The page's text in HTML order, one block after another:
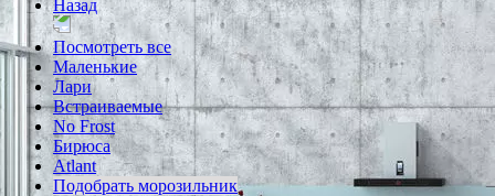
Назад
Посмотреть все
Маленькие
Лари
Встраиваемые
No Frost
Бирюса
Atlant
Подобрать морозильник